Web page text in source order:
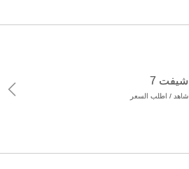
شيفت 7
شاهد / اطلب السعر